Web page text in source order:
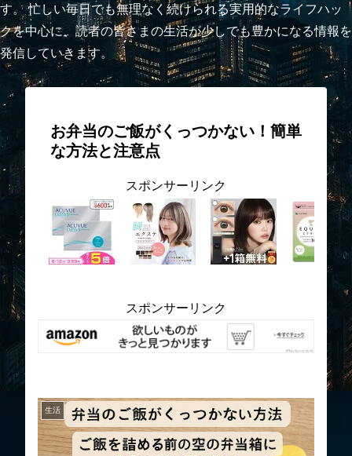
す。 忙しい毎日でも無理なく続けられる実用的なライフハッ
クを中心に、読者の皆さまの生活が少しでも豊かになる情報を
発信していきます。
お弁当のご飯がくっつかない！簡単
な方法と注意点
スポンサーリンク
スポンサーリンク
生活